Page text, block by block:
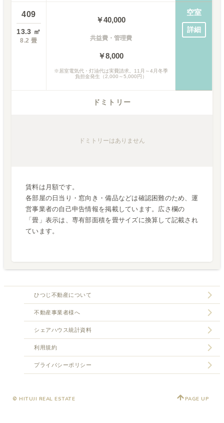
409
13.3 ㎡
8.2 畳
￥40,000
共益費・管理費
￥8,000
※居室電気代・灯油代は実費請求。11月～4月冬季
負担金発生（2,000～5,000円）
空室
詳細
ドミトリー
ドミトリーはありません
賃料は月額です。
各部屋の日当り・窓向き・備品などは確認困難のため、運
営事業者の自己申告情報を掲載しています。広さ欄の
「畳」表示は、専有部面積を畳サイズに換算して記載され
ています。
ひつじ不動産について
不動産事業者様へ
シェアハウス統計資料
利用規約
プライバシーポリシー
© HITUJI REAL ESTATE PAGE UP